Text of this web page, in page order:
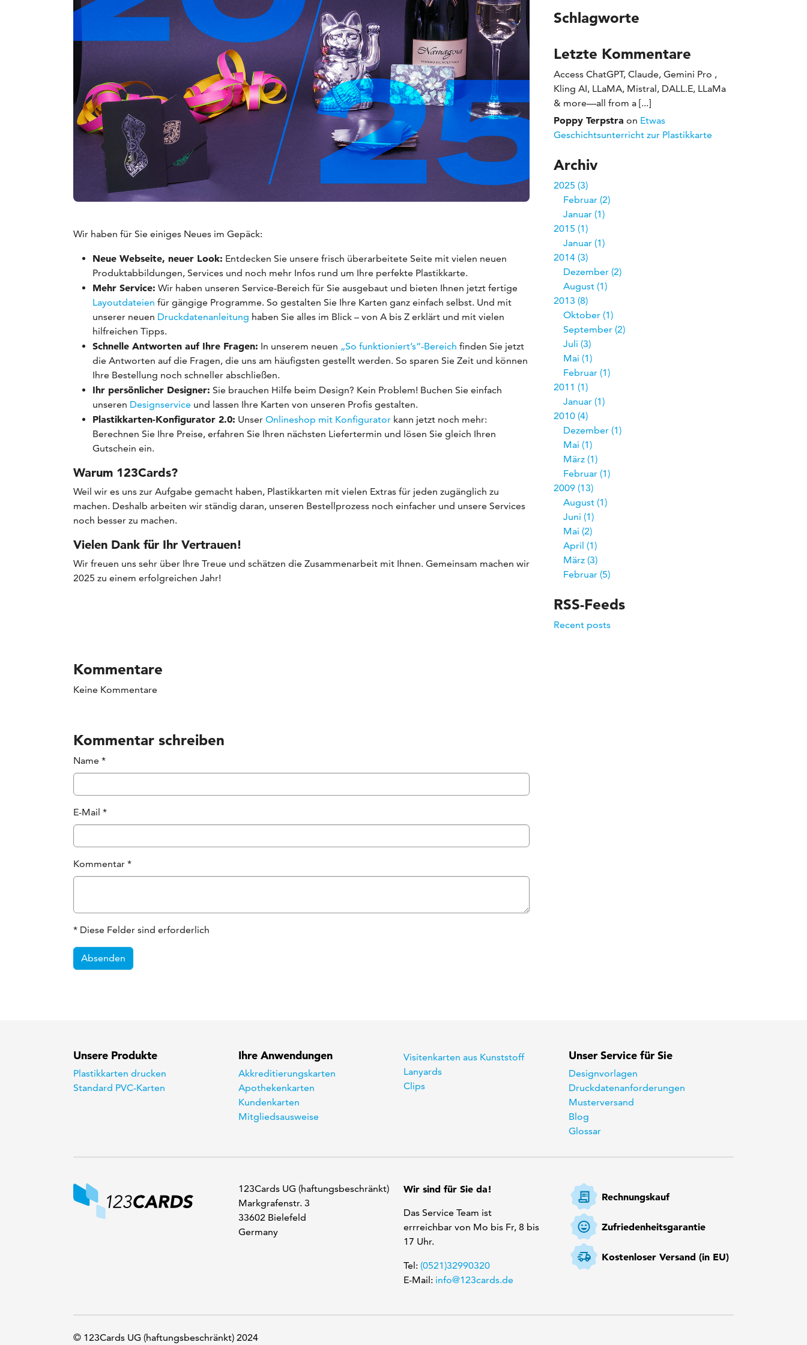
Wir haben für Sie einiges Neues im Gepäck:
Neue Webseite, neuer Look: Entdecken Sie unsere frisch überarbeitete Seite mit vielen neuen
Produktabbildungen, Services und noch mehr Infos rund um Ihre perfekte Plastikkarte.
Mehr Service: Wir haben unseren Service-Bereich für Sie ausgebaut und bieten Ihnen jetzt fertige
Layoutdateien für gängige Programme. So gestalten Sie Ihre Karten ganz einfach selbst. Und mit
unserer neuen Druckdatenanleitung haben Sie alles im Blick – von A bis Z erklärt und mit vielen
hilfreichen Tipps.
Schnelle Antworten auf Ihre Fragen: In unserem neuen „So funktioniert’s“-Bereich finden Sie jetzt
die Antworten auf die Fragen, die uns am häufigsten gestellt werden. So sparen Sie Zeit und können
Ihre Bestellung noch schneller abschließen.
Ihr persönlicher Designer: Sie brauchen Hilfe beim Design? Kein Problem! Buchen Sie einfach
unseren Designservice und lassen Ihre Karten von unseren Profis gestalten.
Plastikkarten-Konfigurator 2.0: Unser Onlineshop mit Konfigurator kann jetzt noch mehr:
Berechnen Sie Ihre Preise, erfahren Sie Ihren nächsten Liefertermin und lösen Sie gleich Ihren
Gutschein ein.
Warum 123Cards?
Weil wir es uns zur Aufgabe gemacht haben, Plastikkarten mit vielen Extras für jeden zugänglich zu
machen. Deshalb arbeiten wir ständig daran, unseren Bestellprozess noch einfacher und unsere Services
noch besser zu machen.
Vielen Dank für Ihr Vertrauen!
Wir freuen uns sehr über Ihre Treue und schätzen die Zusammenarbeit mit Ihnen. Gemeinsam machen wir
2025 zu einem erfolgreichen Jahr!
Kommentare
Keine Kommentare
Kommentar schreiben
Name *
E-Mail *
Kommentar *
* Diese Felder sind erforderlich
Absenden
Schlagworte
Letzte Kommentare
Access ChatGPT, Claude, Gemini Pro ,
Kling AI, LLaMA, Mistral, DALL.E, LLaMa
& more—all from a [...]
Poppy Terpstra on Etwas
Geschichtsunterricht zur Plastikkarte
Archiv
2025 3
Februar 2
Januar 1
2015 1
Januar 1
2014 3
Dezember 2
August 1
2013 8
Oktober 1
September 2
Juli 3
Mai 1
Februar 1
2011
1
Januar 1
2010 4
Dezember 1
Mai 1
März 1
Februar 1
2009 13
August 1
Juni 1
Mai 2
April 1
März 3
Februar 5
RSS-Feeds
Recent posts
Unsere Produkte
Plastikkarten drucken
Standard PVC-Karten
Ihre Anwendungen
Akkreditierungskarten
Apothekenkarten
Kundenkarten
Mitgliedsausweise
Visitenkarten aus Kunststoff
Lanyards
Clips
Unser Service für Sie
Designvorlagen
Druckdatenanforderungen
Musterversand
Blog
Glossar
123Cards UG (haftungsbeschränkt)
Markgrafenstr. 3
33602 Bielefeld
Germany
Wir sind für Sie da!
Das Service Team ist
errreichbar von Mo bis Fr, 8 bis
17 Uhr.
Tel: (0521)32990320
E-Mail: info@123cards.de
Rechnungskauf
Zufriedenheitsgarantie
Kostenloser Versand (in EU)
© 123Cards UG (haftungsbeschränkt) 2024